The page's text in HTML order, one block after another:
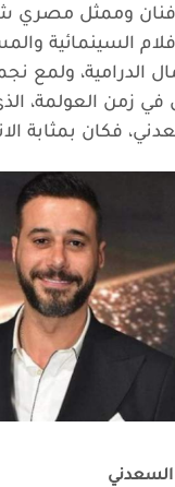
وممثل مصري
السينمائية
الدرامية، ولمع
زمن العولمة،
فكان بمثابة